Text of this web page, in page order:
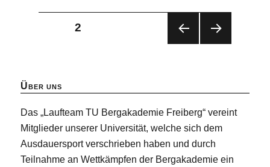
Seitennummerierung
Beiträge
E
SEITE2
E
Über uns
Das „Laufteam TU Bergakademie Freiberg“ vereint
Mitglieder unserer Universität, welche sich dem
Ausdauersport verschrieben haben und durch
Teilnahme an Wettkämpfen der Bergakademie ein